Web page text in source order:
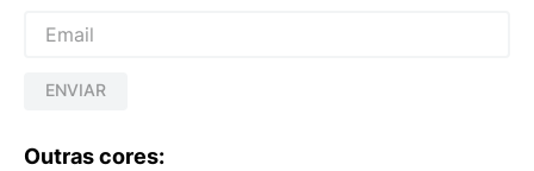
ENVIAR
Outras cores: